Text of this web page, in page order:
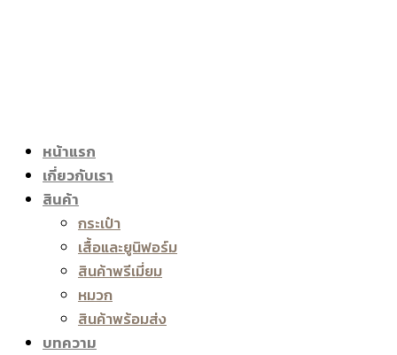
หน้าแรก
เกี่ยวกับเรา
สินค้า
กระเป๋า
เสื้อและยูนิฟอร์ม
สินค้าพรีเมี่ยม
หมวก
สินค้าพร้อมส่ง
บทความ